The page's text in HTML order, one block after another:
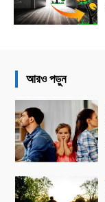
আরও পড়ুন